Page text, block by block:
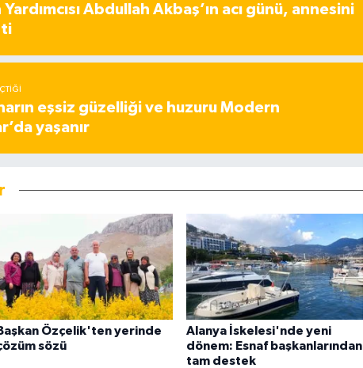
Yardımcısı Abdullah Akbaş’ın acı günü, annesini
eşsiz güzelliği ve huzuru Modern
yaşanır
Özçelik'ten yerinde
sözü
Alanya İskelesi'nde yeni
dönem: Esnaf başkanlarından
tam destek